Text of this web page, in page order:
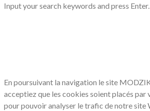
Input your search keywords and press Enter.
En poursuivant la navigation le site
acceptiez que les cookies soient placés par
pour pouvoir analyser le trafic de notre site